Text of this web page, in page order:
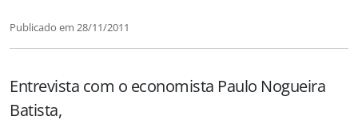
Publicado em 28/11/2011
Entrevista com o economista Paulo Nogueira
Batista,